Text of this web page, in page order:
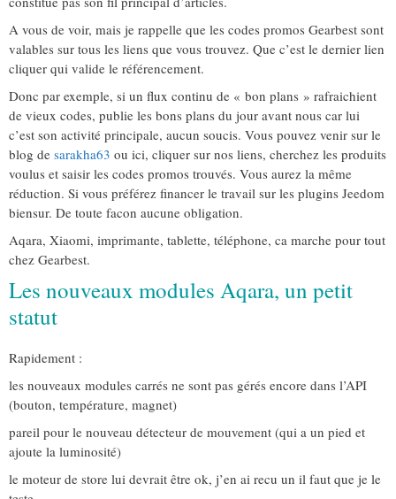
A vous de voir, mais je rappelle que les codes promos Gearbest sont
valables sur tous les liens que vous trouvez. Que c’est le dernier lien
cliquer qui valide le référencement.
Donc par exemple, si un flux continu de « bon plans » rafraichient
de vieux codes, publie les bons plans du jour avant nous car lui
c’est son activité principale, aucun soucis. Vous pouvez venir sur le
blog de sarakha63 ou ici, cliquer sur nos liens, cherchez les produits
voulus et saisir les codes promos trouvés. Vous aurez la même
réduction. Si vous préférez financer le travail sur les plugins Jeedom
biensur. De toute facon aucune obligation.
Aqara, Xiaomi, imprimante, tablette, téléphone, ca marche pour tout
chez Gearbest.
Les nouveaux modules Aqara, un petit
statut
Rapidement :
les nouveaux modules carrés ne sont pas gérés encore dans l’API
(bouton, température, magnet)
pareil pour le nouveau détecteur de mouvement (qui a un pied et
ajoute la luminosité)
le moteur de store lui devrait être ok, j’en ai recu un il faut que je le